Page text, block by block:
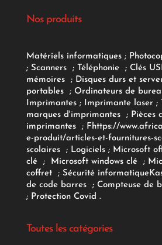
Nos produits
Matériels informatiques;
; Scanners ; Téléphonie ; Clés
mémoires
; Disques durs et
portables
; Ordinateurs de
Imprimantes;Imprimante laser;
marques d'imprimantes
; Pièces
imprimantes
; Fhttps://
e-produit/articles-et-fournitures-
scolaires; Logiciels ; Microsoft
clé
; Microsoft windows clé;
coffret ; Sécurité informatique
de code barres
; Compteuse de
; Protection Covid .
Toutes les catégories